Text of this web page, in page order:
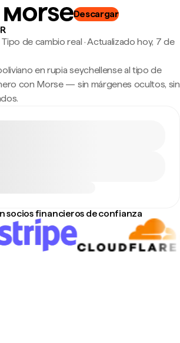
Descargar
Tipo de cambio real ·Actualizado hoy, 7 de
en rupia seychellense al tipo de
con Morse — sin márgenes ocultos, sin
socios financieros de confianza